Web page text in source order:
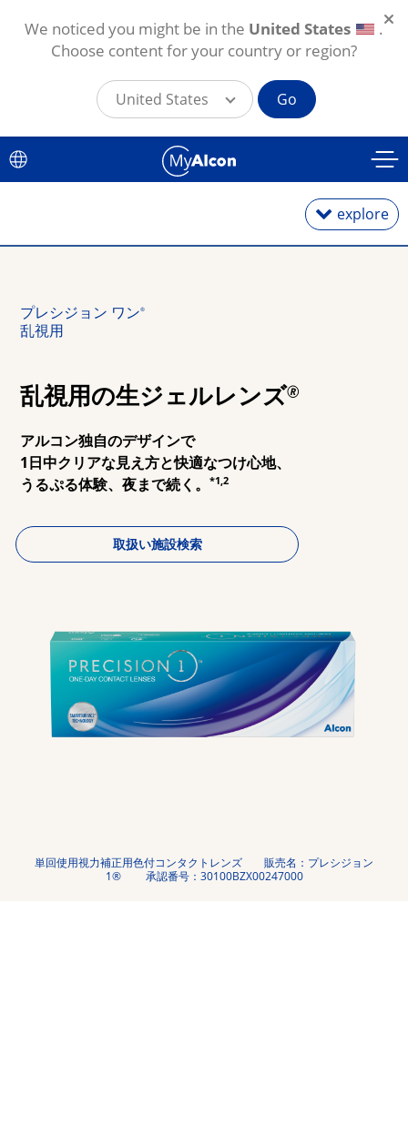
メインコンテンツに移動
explore
乱視用
マルチフォーカル
レンズケア製品
プレシジョン ワン®
乱視用
乱視用の生ジェルレンズ🄬
アルコン独自のデザインで
1日中クリアな見え方と快適なつけ心地、
うるぷる体験、夜まで続く。*1,2
取扱い施設検索
単回使用視力補正用色付コンタクトレンズ 販売名：プレシジョン
1® 承認番号：30100BZX00247000
We noticed you might be in the United States
.
Choose content for your country or region?
United States Go